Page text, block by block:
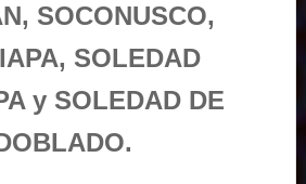
SOCONUSCO,
SOLEDAD
y SOLEDAD DE